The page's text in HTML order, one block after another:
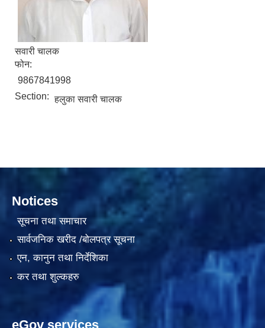
सवारी चालक
फोन:
9867841998
Section: हलुका सवारी चालक
Notices
सूचना तथा समाचार
सार्वजनिक खरीद /बोलपत्र सूचना
एन, कानुन तथा निर्देशिका
कर तथा शुल्कहरु
eGov services